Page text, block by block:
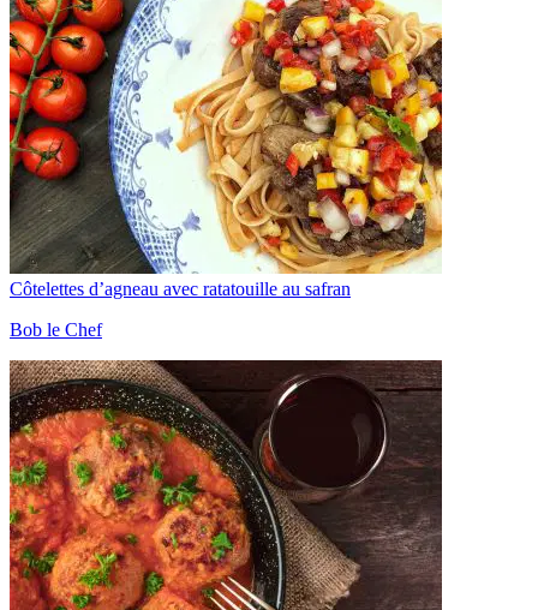
Côtelettes d’agneau avec ratatouille au safran
Bob le Chef